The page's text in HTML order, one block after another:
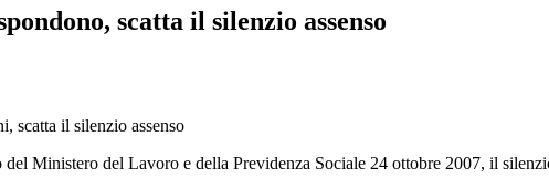
scatta il silenzio assenso
scatta il silenzio assenso
del Ministero del Lavoro e della Previdenza Sociale 24 ottobre 2007, il